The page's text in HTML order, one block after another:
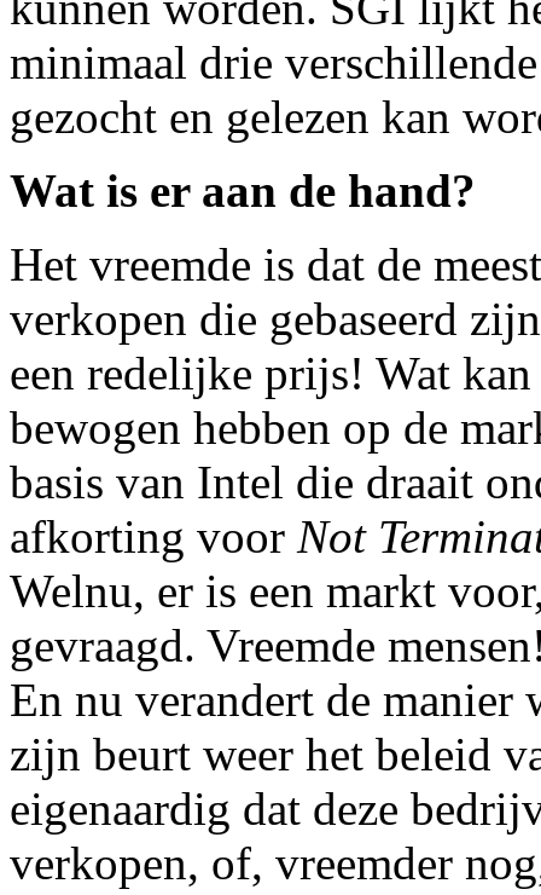
minimaal drie
gezocht en gelezen kan
Wat is er aan de hand?
Het vreemde is dat de
verkopen die gebaseerd
een redelijke prijs! Wat
bewogen hebben op de
basis van Intel die draait
afkorting voor Not
Welnu, er is een markt
gevraagd. Vreemde
En nu verandert de
zijn beurt weer het beleid
eigenaardig dat deze
verkopen, of, vreemder